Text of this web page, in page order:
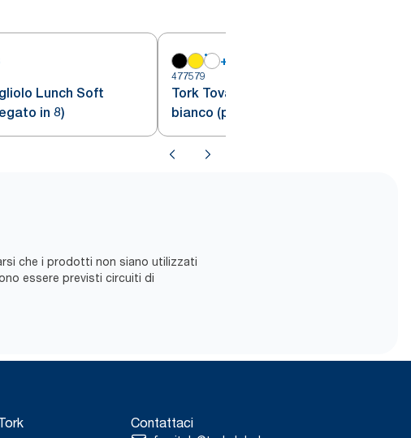
Lunch Soft
in 8)
+
477579
Tork Tovagliolo Dinner Soft
bianco (piegato in 8)
che i prodotti non siano utilizzati
essere previsti ​circuiti di
Contattaci